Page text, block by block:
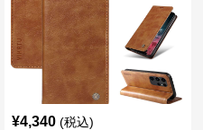
¥4,340 (税込)